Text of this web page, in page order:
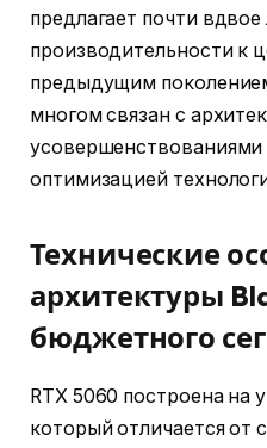
предлагает почти
производительности к
предыдущим
многом связан с
усовершенствованиями
оптимизацией
Технические
архитектуры
бюджетного
RTX 5060 построена на
который отличается от